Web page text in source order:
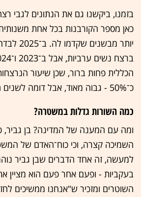
בזמנו, ביקשנו גם את הנתונים לגבי
כאן מספר הקורבנות בכל אחת
יותר
הכללית פחות ברור, שכן שיעור
כ־50% - גבוה מאוד, אבל דומה לשנים הקודמות.
כמה השורות גדלות במשטרה?
ומה עם המענה של המדינה? בן גביר,
השמיכה קצרה, וכי כוח־האדם של
למעשה, זה אחד הדברים שבן גביר
בעקביות - ופעם אחר פעם הוא מציין
השוטרים ומזכיר ש"אנחנו ממשיכים